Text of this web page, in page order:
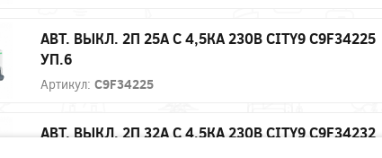
АВТ. ВЫКЛ. 2П 25А С 4,5КА 230В CITY9 C9F34225
УП.6
Артикул: C9F34225
АВТ. ВЫКЛ. 2П 32А С 4,5КА 230В CITY9 C9F34232